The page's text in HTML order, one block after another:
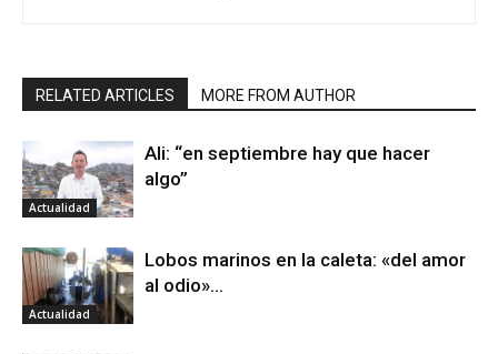
RELATED ARTICLES MORE FROM AUTHOR
Actualidad
Ali: “en septiembre hay que hacer
algo”
Actualidad
Lobos marinos en la caleta: «del amor
al odio»…